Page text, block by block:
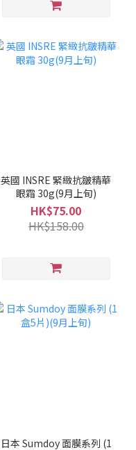
英國 INSRE 緊緻抗皺精華
眼霜 30g(9月上旬)
HK$75.00
HK$158.00
日本 Sumdoy 面膜系列 (1